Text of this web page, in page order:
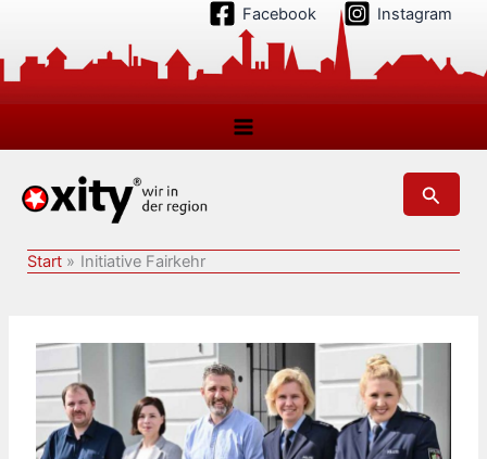
springen
Facebook Instagram
Suchen
Start Initiative Fairkehr